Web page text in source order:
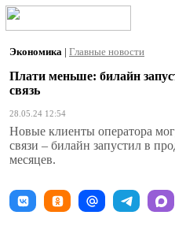
Экономика | Главные новости
Плати меньше: билайн
связь
28.05.24 12:54
Новые клиенты оператора
связи – билайн запустил в
месяцев.